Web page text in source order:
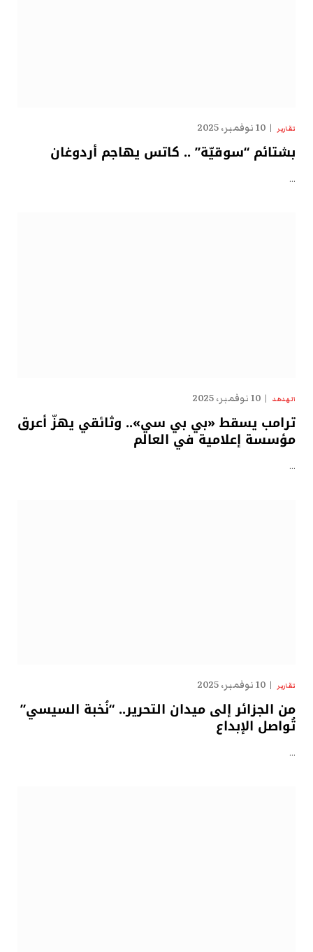
تقارير 10 نوفمبر، 2025
بشتائم “سوقيّة” .. كاتس يهاجم أردوغان
…
الهدهد 10 نوفمبر، 2025
ترامب يسقط «بي بي سي».. وثائقي يهزّ أعرق
مؤسسة إعلامية في العالم
…
تقارير 10 نوفمبر، 2025
من الجزائر إلى ميدان التحرير.. “نُخبة السيسي”
تُواصل الإبداع
…